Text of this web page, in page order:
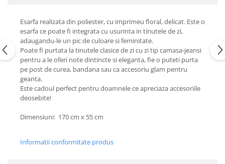
Esarfa realizata din poliester, cu imprimeu floral, delicat. Este o
esarfa ce poate fi integrata cu usurinta in tinutele de zi,
adaugandu-le un pic de culoare si feminitate.
Poate fi purtata la tinutele clasice de zi cu zi tip camasa-jeansi
pentru a le oferi note dintincte si eleganta, fie o puteti purta
pe post de curea, bandana sau ca accesoriu glam pentru
geanta.
Este cadoul perfect pentru doamnele ce apreciaza accesoriile
deosebite!
Dimensiuni: 170 cm x 55 cm
Informatii conformitate produs